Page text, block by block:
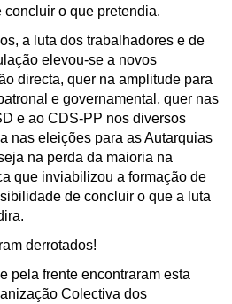
o que pretendia.
a luta dos trabalhadores e de
elevou-se a novos
directa, quer na amplitude para
e governamental, quer nas
e ao CDS-PP nos diversos
nas eleições para as Autarquias
na perda da maioria na
que inviabilizou a formação de
de concluir o que a luta
derrotados!
pela frente encontraram esta
Colectiva dos